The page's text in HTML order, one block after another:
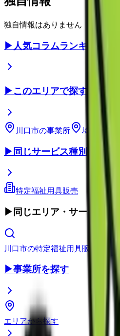
独自情報はありません
▶ 人気コラムランキング
▶このエリアで探す
川口市の事業所 埼玉県
▶ 同じサービス種別
特定福祉用具販売
▶ 同じエリア・サービス種別
川口市の特定福祉用具販売
▶事業所を探す
エリアから探す